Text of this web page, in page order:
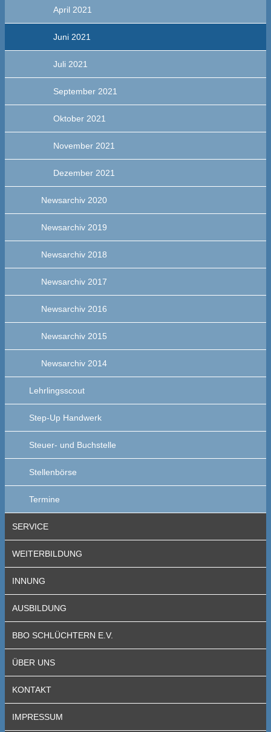
April 2021
Juni 2021
Juli 2021
September 2021
Oktober 2021
November 2021
Dezember 2021
Newsarchiv 2020
Newsarchiv 2019
Newsarchiv 2018
Newsarchiv 2017
Newsarchiv 2016
Newsarchiv 2015
Newsarchiv 2014
Lehrlingsscout
Step-Up Handwerk
Steuer- und Buchstelle
Stellenbörse
Termine
SERVICE
WEITERBILDUNG
INNUNG
AUSBILDUNG
BBO SCHLÜCHTERN E.V.
ÜBER UNS
KONTAKT
IMPRESSUM